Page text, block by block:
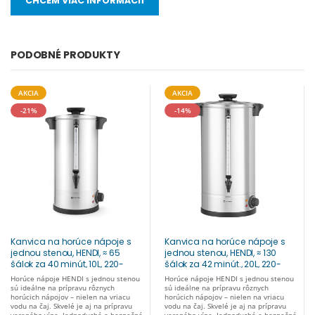
PODOBNÉ PRODUKTY
AKCIA
-21%
Kanvica na horúce nápoje s
jednou stenou, HENDI, ≈ 65
šálok za 40 minút, 10L, 220-
240V/1500W,
340x315x(H)430mm 211137
Horúce nápoje HENDI s jednou stenou
sú ideálne na prípravu rôznych
horúcich nápojov – nielen na vriacu
vodu na čaj. Skvelé je aj na prípravu
AKCIA
-14%
Kanvica na horúce nápoje s
jednou stenou, HENDI, ≈ 130
šálok za 42 minút., 20L, 220-
240V/2500W,
415x382x(H)480mm 211144
Horúce nápoje HENDI s jednou stenou
sú ideálne na prípravu rôznych
horúcich nápojov – nielen na vriacu
vodu na čaj. Skvelé je aj na prípravu